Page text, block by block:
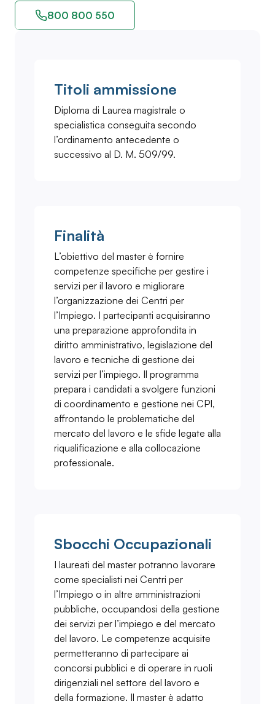
800 800 550
Titoli ammissione
Diploma di Laurea magistrale o
specialistica conseguita secondo
l’ordinamento antecedente o
successivo al D. M. 509/99.
Finalità
L’obiettivo del master è fornire
competenze specifiche per gestire i
servizi per il lavoro e migliorare
l’organizzazione dei Centri per
l’Impiego. I partecipanti acquisiranno
una preparazione approfondita in
diritto amministrativo, legislazione del
lavoro e tecniche di gestione dei
servizi per l’impiego. Il programma
prepara i candidati a svolgere funzioni
di coordinamento e gestione nei CPI,
affrontando le problematiche del
mercato del lavoro e le sfide legate alla
riqualificazione e alla collocazione
professionale.
Sbocchi Occupazionali
I laureati del master potranno lavorare
come specialisti nei Centri per
l’Impiego o in altre amministrazioni
pubbliche, occupandosi della gestione
dei servizi per l’impiego e del mercato
del lavoro. Le competenze acquisite
permetteranno di partecipare ai
concorsi pubblici e di operare in ruoli
dirigenziali nel settore del lavoro e
della formazione. Il master è adatto